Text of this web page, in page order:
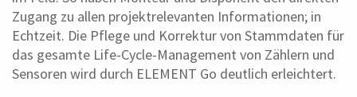
Zugang zu allen projektrelevanten Informationen; in
Echtzeit. Die Pflege und Korrektur von Stammdaten für
das gesamte Life-Cycle-Management von Zählern und
Sensoren wird durch ELEMENT Go deutlich erleichtert.